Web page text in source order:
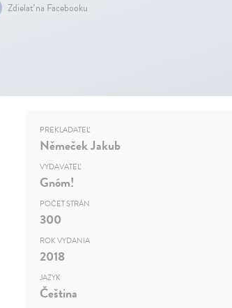
Zdielať na Facebooku
PREKLADATEĽ
Němeček Jakub
VYDAVATEĽ
Gnóm!
POČET STRÁN
300
ROK VYDANIA
2018
JAZYK
Čeština